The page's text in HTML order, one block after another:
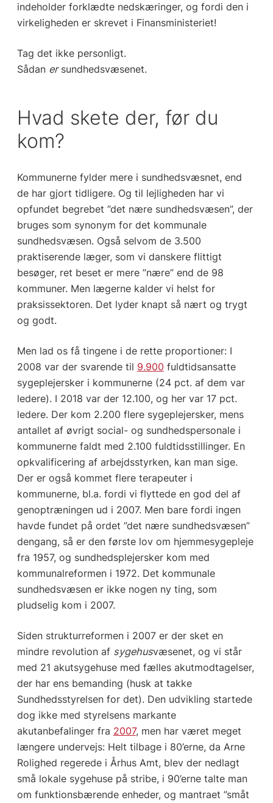
indeholder forklædte nedskæringer, og fordi den i
virkeligheden er skrevet i Finansministeriet!
Tag det ikke personligt.
Sådan er sundhedsvæsenet.
Hvad skete der, før du
kom?
Kommunerne fylder mere i sundhedsvæsnet, end
de har gjort tidligere. Og til lejligheden har vi
opfundet begrebet ”det nære sundhedsvæsen”, der
bruges som synonym for det kommunale
sundhedsvæsen. Også selvom de 3.500
praktiserende læger, som vi danskere flittigt
besøger, ret beset er mere ”nære” end de 98
kommuner. Men lægerne kalder vi helst for
praksissektoren. Det lyder knapt så nært og trygt
og godt.
Men lad os få tingene i de rette proportioner: I
2008 var der svarende til 9.900 fuldtidsansatte
sygeplejersker i kommunerne (24 pct. af dem var
ledere). I 2018 var der 12.100, og her var 17 pct.
ledere. Der kom 2.200 flere sygeplejersker, mens
antallet af øvrigt social- og sundhedspersonale i
kommunerne faldt med 2.100 fuldtidsstillinger. En
opkvalificering af arbejdsstyrken, kan man sige.
Der er også kommet flere terapeuter i
kommunerne, bl.a. fordi vi flyttede en god del af
genoptræningen ud i 2007. Men bare fordi ingen
havde fundet på ordet ”det nære sundhedsvæsen”
dengang, så er den første lov om hjemmesygepleje
fra 1957, og sundhedsplejersker kom med
kommunalreformen i 1972. Det kommunale
sundhedsvæsen er ikke nogen ny ting, som
pludselig kom i 2007.
Siden strukturreformen i 2007 er der sket en
mindre revolution af sygehusvæsenet, og vi står
med 21 akutsygehuse med fælles akutmodtagelser,
der har ens bemanding (husk at takke
Sundhedsstyrelsen for det). Den udvikling startede
dog ikke med styrelsens markante
akutanbefalinger fra 2007, men har været meget
længere undervejs: Helt tilbage i 80’erne, da Arne
Rolighed regerede i Århus Amt, blev der nedlagt
små lokale sygehuse på stribe, i 90’erne talte man
om funktionsbærende enheder, og mantraet ”småt